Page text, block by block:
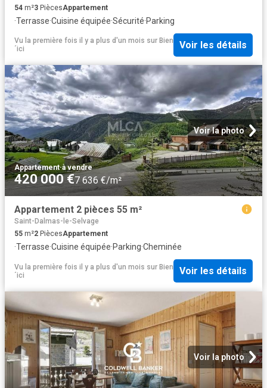
54 m²3 PiècesAppartement
·Terrasse·Cuisine équipée·Sécurité·Parking
Vu la première fois il y a plus d'un mois sur Bien
´ici
Voir les détails
Voir la photo
Appartement·à vendre
420 000 €7 636 €/m²
Appartement 2 pièces 55 m²
Saint-Dalmas-le-Selvage
55 m²2 PiècesAppartement
·Terrasse·Cuisine équipée·Parking·Cheminée
Vu la première fois il y a plus d'un mois sur Bien
´ici
Voir les détails
Voir la photo